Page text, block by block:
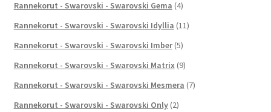
Rannekorut - Swarovski - Swarovski Gema (4)
Rannekorut - Swarovski - Swarovski Idyllia (11)
Rannekorut - Swarovski - Swarovski Imber (5)
Rannekorut - Swarovski - Swarovski Matrix (9)
Rannekorut - Swarovski - Swarovski Mesmera (7)
Rannekorut - Swarovski - Swarovski Only (2)